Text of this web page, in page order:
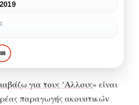
που μιλούν σε
μπορούν να
✉
για τους ‘Αλλους» είναι
παραγωγής ακουστικών